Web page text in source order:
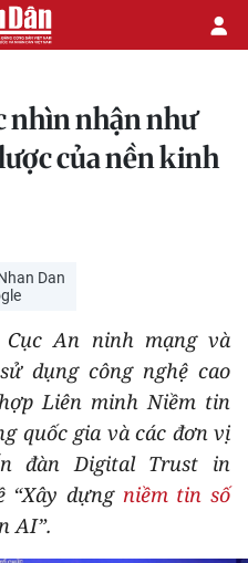
nhìn nhận như
của nền kinh
Dan
An ninh mạng và
dụng công nghệ cao
Liên minh Niềm tin
quốc gia và các đơn vị
đàn Digital Trust in
“Xây dựng niềm tin số
AI”.